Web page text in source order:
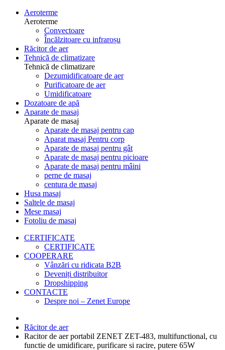
Aeroterme
Aeroterme
Convectoare
Încălzitoare cu infraroșu
Răcitor de aer
Tehnică de climatizare
Tehnică de climatizare
Dezumidificatoare de aer
Purificatoare de aer
Umidificatoare
Dozatoare de apă
Aparate de masaj
Aparate de masaj
Aparate de masaj pentru cap
Aparat masaj Pentru corp
Aparate de masaj pentru gât
Aparate de masaj pentru picioare
Aparate de masaj pentru mâini
perne de masaj
centura de masaj
Husa masaj
Saltele de masaj
Mese masaj
Fotoliu de masaj
CERTIFICATE
CERTIFICATE
COOPERARE
Vânzări cu ridicata B2B
Deveniți distribuitor
Dropshipping
CONTACTE
Despre noi – Zenet Europe
Răcitor de aer
Racitor de aer portabil ZENET ZET-483, multifunctional, cu
functie de umidificare, purificare si racire, putere 65W